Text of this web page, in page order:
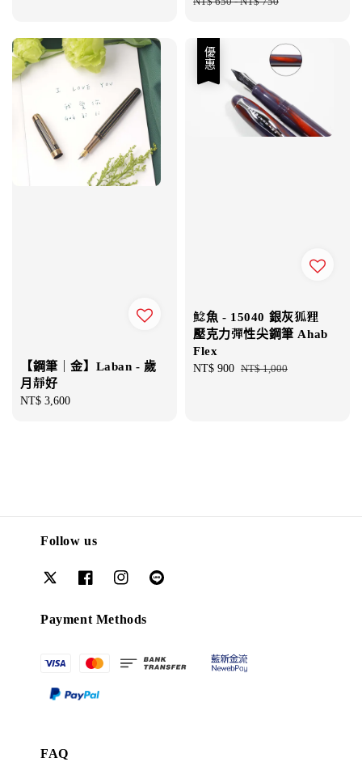
【鋼筆｜金】Laban - 歲
月靜好
Regular
NT$ 3,600
優惠
鯰魚 - 15040 銀灰狐狸
壓克力彈性尖鋼筆 Ahab
Flex
Sale
NT$ 900 Regular
NT$ 1,000
Follow us
Payment Methods
FAQ